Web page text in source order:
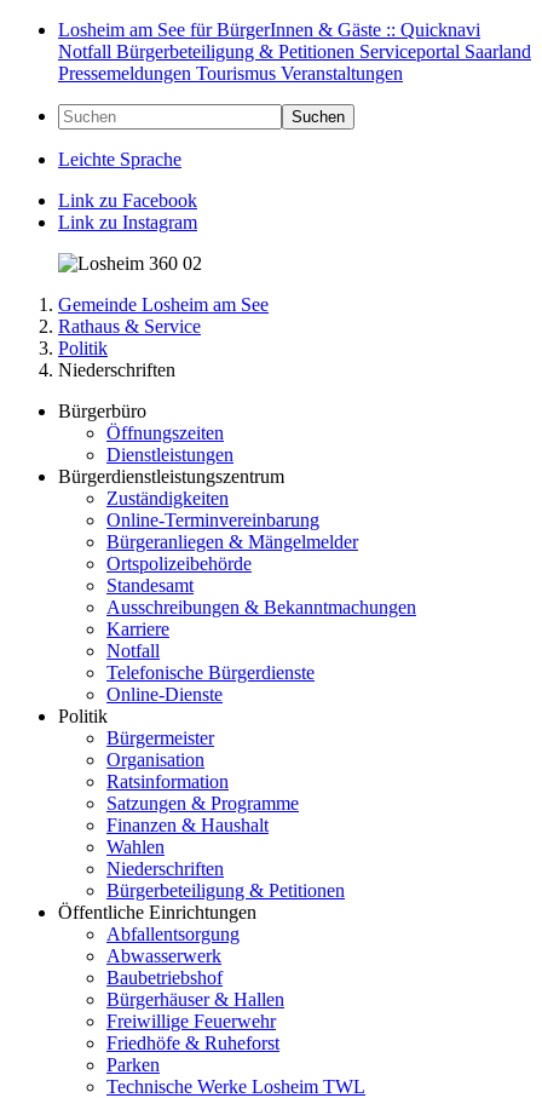
Losheim am See für BürgerInnen & Gäste :: Quicknavi
Notfall Bürgerbeteiligung & Petitionen Serviceportal Saarland
Pressemeldungen Tourismus Veranstaltungen
Suchen
Leichte Sprache
Link zu Facebook
Link zu Instagram
Gemeinde Losheim am See
Rathaus & Service
Politik
Niederschriften
Bürgerbüro
Öffnungszeiten
Dienstleistungen
Bürgerdienstleistungszentrum
Zuständigkeiten
Online-Terminvereinbarung
Bürgeranliegen & Mängelmelder
Ortspolizeibehörde
Standesamt
Ausschreibungen & Bekanntmachungen
Karriere
Notfall
Telefonische Bürgerdienste
Online-Dienste
Politik
Bürgermeister
Organisation
Ratsinformation
Satzungen & Programme
Finanzen & Haushalt
Wahlen
Niederschriften
Bürgerbeteiligung & Petitionen
Öffentliche Einrichtungen
Abfallentsorgung
Abwasserwerk
Baubetriebshof
Bürgerhäuser & Hallen
Freiwillige Feuerwehr
Friedhöfe & Ruheforst
Parken
Technische Werke Losheim TWL